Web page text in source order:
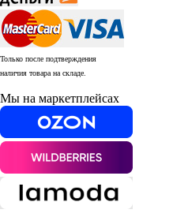
Только после подтверждения
наличия товара на складе.
Мы на маркетплейсах